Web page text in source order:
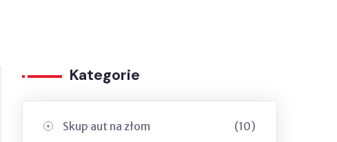
Kategorie
Skup aut na złom (10)